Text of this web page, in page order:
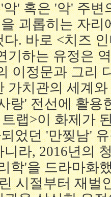
' 혹은 '악' 주변
괴롭히는 자리
. 바로 <치즈
기하는 유정은
이정문과 그리
가치관의 세계
랑' 전선에 활용
랩>이 화제가
었던 '만찢남'
라, 2016년의
학'을 드라마화
시절부터 재벌